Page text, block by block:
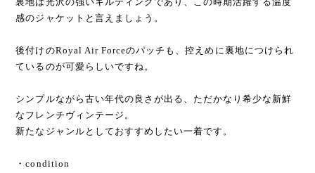
感のジャケットと言えましょう。
後付けのRoyal Air Forceのパッチも、控えめに裏地につけられ
ているのが可愛らしいですね。
シンプルながら古い年代の良さが出る、ただかなり希少な新鮮
なフレンチヴィンテージ。
新たなジャンルとしておすすめしたい一着です。
・condition